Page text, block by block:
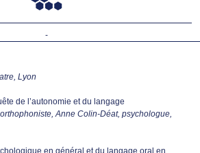
-
Lyon
de l’autonomie et du langage
Anne Colin-Déat, psychologue,